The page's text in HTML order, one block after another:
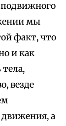
мы
факт, что
и как
тела,
везде
а